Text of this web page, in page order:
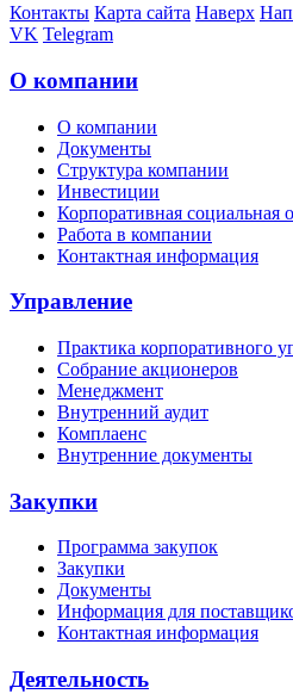
Контакты Карта сайта Наверх
VK Telegram
О компании
О компании
Документы
Структура компании
Инвестиции
Корпоративная социальная
Работа в компании
Контактная информация
Управление
Практика корпоративного
Собрание акционеров
Менеджмент
Внутренний аудит
Комплаенс
Внутренние документы
Закупки
Программа закупок
Закупки
Документы
Информация для
Контактная информация
Деятельность